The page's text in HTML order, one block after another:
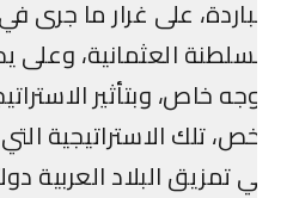
على غرار ما جرى في
العثمانية، وعلى يد
خاص، وبتأثير الاستراتيجية
تلك الاستراتيجية التي
تمزيق البلاد العربية